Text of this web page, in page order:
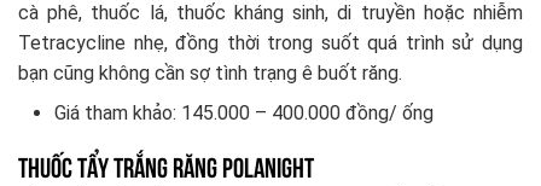
cà phê, thuốc lá, thuốc kháng sinh, di truyền hoặc nhiễm
Tetracycline nhẹ, đồng thời trong suốt quá trình sử dụng
bạn cũng không cần sợ tình trạng ê buốt răng.
Giá tham khảo: 145.000 – 400.000 đồng/ ống
Thuốc tẩy trắng răng Polanight